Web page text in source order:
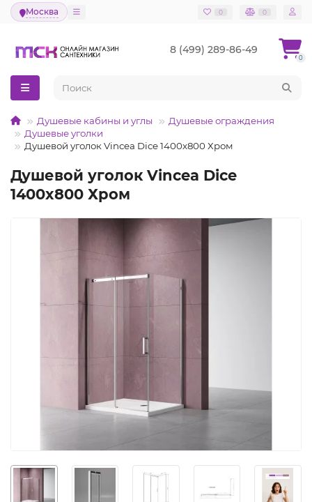
Москва 0 0
8 (499) 289-86-49
0
Душевые кабины и углы
Душевые ограждения
Душевые уголки
Душевой уголок Vincea Dice 1400x800 Хром
Душевой уголок Vincea Dice
1400x800 Хром